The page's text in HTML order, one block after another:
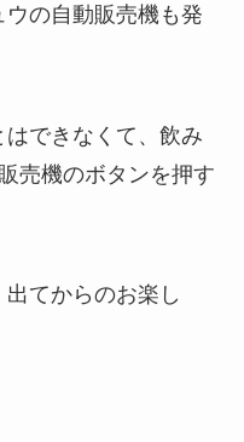
の自動販売機も発
できなくて、飲み
売機のボタンを押す
てからのお楽し